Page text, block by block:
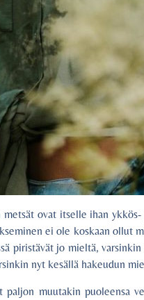
ovat itselle ihan
ei ole koskaan ollut
piristävät jo mieltä,
nyt kesällä hakeudun
paljon muutakin puoleensa